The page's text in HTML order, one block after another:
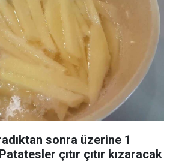
sonra üzerine 1
çıtır çıtır kızaracak